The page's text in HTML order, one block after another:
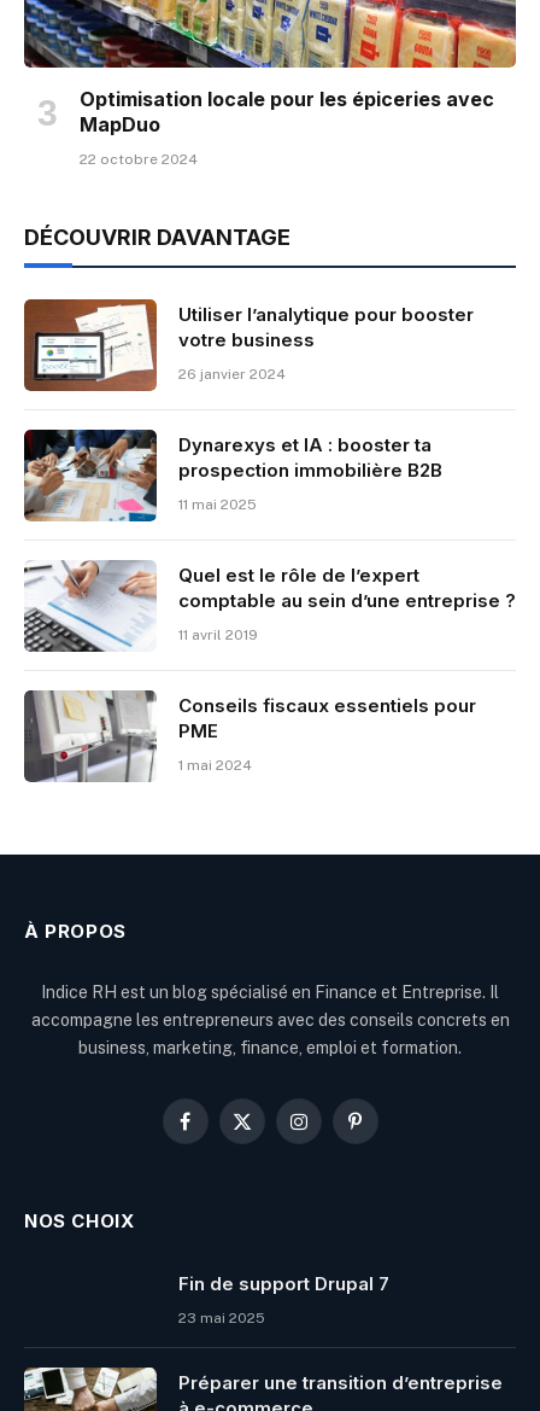
Optimisation locale pour les épiceries avec
MapDuo
22 octobre 2024
DÉCOUVRIR DAVANTAGE
Utiliser l’analytique pour booster
votre business
26 janvier 2024
Dynarexys et IA : booster ta
prospection immobilière B2B
11 mai 2025
Quel est le rôle de l’expert
comptable au sein d’une entreprise ?
11 avril 2019
Conseils fiscaux essentiels pour
PME
1 mai 2024
À PROPOS
Indice RH est un blog spécialisé en Finance et Entreprise. Il
accompagne les entrepreneurs avec des conseils concrets en
business, marketing, finance, emploi et formation.
Facebook
X
InstagramPinterest
NOS CHOIX
Fin de support Drupal 7
23 mai 2025
Préparer une transition d’entreprise